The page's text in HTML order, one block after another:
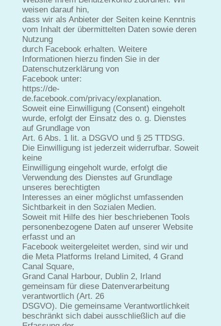
weisen darauf hin,
dass wir als Anbieter der Seiten keine Kenntnis
vom Inhalt der übermittelten Daten sowie deren
Nutzung
durch Facebook erhalten. Weitere
Informationen hierzu finden Sie in der
Datenschutzerklärung von
Facebook unter:
https://de-
de.facebook.com/privacy/explanation.
Soweit eine Einwilligung (Consent) eingeholt
wurde, erfolgt der Einsatz des o. g. Dienstes
auf Grundlage von
Art. 6 Abs. 1 lit. a DSGVO und § 25 TTDSG.
Die Einwilligung ist jederzeit widerrufbar. Soweit
keine
Einwilligung eingeholt wurde, erfolgt die
Verwendung des Dienstes auf Grundlage
unseres berechtigten
Interesses an einer möglichst umfassenden
Sichtbarkeit in den Sozialen Medien.
Soweit mit Hilfe des hier beschriebenen Tools
personenbezogene Daten auf unserer Website
erfasst und an
Facebook weitergeleitet werden, sind wir und
die Meta Platforms Ireland Limited, 4 Grand
Canal Square,
Grand Canal Harbour, Dublin 2, Irland
gemeinsam für diese Datenverarbeitung
verantwortlich (Art. 26
DSGVO). Die gemeinsame Verantwortlichkeit
beschränkt sich dabei ausschließlich auf die